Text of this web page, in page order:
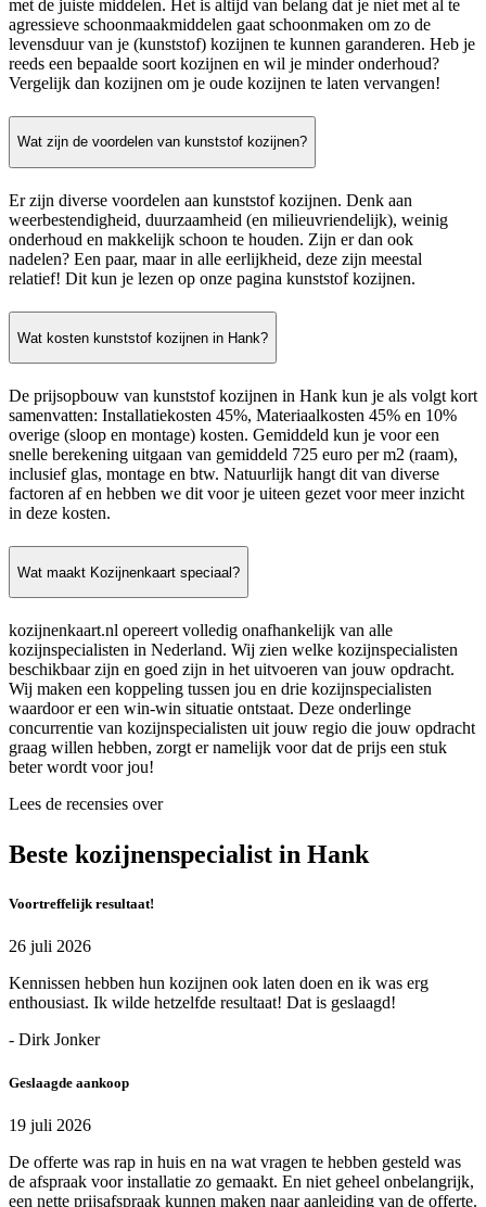
met de juiste middelen. Het is altijd van belang dat je niet met al te
agressieve schoonmaakmiddelen gaat schoonmaken om zo de
levensduur van je (kunststof) kozijnen te kunnen garanderen. Heb je
reeds een bepaalde soort kozijnen en wil je minder onderhoud?
Vergelijk dan kozijnen om je oude kozijnen te laten vervangen!
Wat zijn de voordelen van kunststof kozijnen?
Er zijn diverse voordelen aan kunststof kozijnen. Denk aan
weerbestendigheid, duurzaamheid (en milieuvriendelijk), weinig
onderhoud en makkelijk schoon te houden. Zijn er dan ook
nadelen? Een paar, maar in alle eerlijkheid, deze zijn meestal
relatief! Dit kun je lezen op onze pagina kunststof kozijnen.
Wat kosten kunststof kozijnen in Hank?
De prijsopbouw van kunststof kozijnen in Hank kun je als volgt kort
samenvatten: Installatiekosten 45%, Materiaalkosten 45% en 10%
overige (sloop en montage) kosten. Gemiddeld kun je voor een
snelle berekening uitgaan van gemiddeld 725 euro per m2 (raam),
inclusief glas, montage en btw. Natuurlijk hangt dit van diverse
factoren af en hebben we dit voor je uiteen gezet voor meer inzicht
in deze kosten.
Wat maakt Kozijnenkaart speciaal?
kozijnenkaart.nl opereert volledig onafhankelijk van alle
kozijnspecialisten in Nederland. Wij zien welke kozijnspecialisten
beschikbaar zijn en goed zijn in het uitvoeren van jouw opdracht.
Wij maken een koppeling tussen jou en drie kozijnspecialisten
waardoor er een win-win situatie ontstaat. Deze onderlinge
concurrentie van kozijnspecialisten uit jouw regio die jouw opdracht
graag willen hebben, zorgt er namelijk voor dat de prijs een stuk
beter wordt voor jou!
Lees de recensies over
Beste kozijnenspecialist in Hank
Voortreffelijk resultaat!
26 juli 2026
Kennissen hebben hun kozijnen ook laten doen en ik was erg
enthousiast. Ik wilde hetzelfde resultaat! Dat is geslaagd!
- Dirk Jonker
Geslaagde aankoop
19 juli 2026
De offerte was rap in huis en na wat vragen te hebben gesteld was
de afspraak voor installatie zo gemaakt. En niet geheel onbelangrijk,
een nette prijsafspraak kunnen maken naar aanleiding van de offerte.